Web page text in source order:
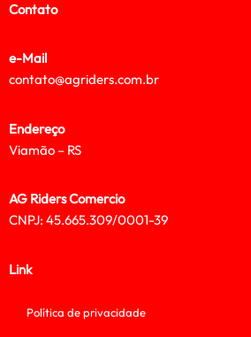
Contato
e-Mail
contato@agriders.com.br
Endereço
Viamão – RS
AG Riders Comercio
CNPJ: 45.665.309/0001-39
Link
Política de privacidade